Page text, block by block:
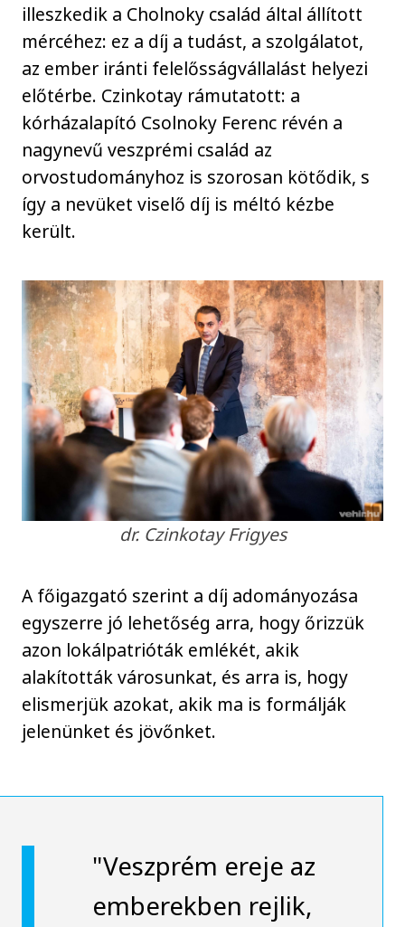
illeszkedik a Cholnoky család által állított
mércéhez: ez a díj a tudást, a szolgálatot,
az ember iránti felelősságvállalást helyezi
előtérbe. Czinkotay rámutatott: a
kórházalapító Csolnoky Ferenc révén a
nagynevű veszprémi család az
orvostudományhoz is szorosan kötődik, s
így a nevüket viselő díj is méltó kézbe
került.
dr. Czinkotay Frigyes
A főigazgató szerint a díj adományozása
egyszerre jó lehetőség arra, hogy őrizzük
azon lokálpatrióták emlékét, akik
alakították városunkat, és arra is, hogy
elismerjük azokat, akik ma is formálják
jelenünket és jövőnket.
"Veszprém ereje az
emberekben rejlik,